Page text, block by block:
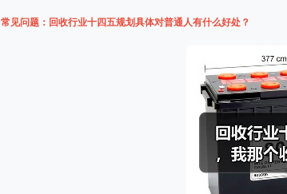
常见问题：回收行业十四五规划具体对普通人有什么好处？